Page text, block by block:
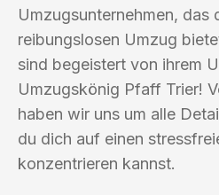
Umzugsunternehmen, das
reibungslosen Umzug
sind begeistert von ihrem
Umzugskönig Pfaff Trier!
haben wir uns um alle
du dich auf einen
konzentrieren kannst.